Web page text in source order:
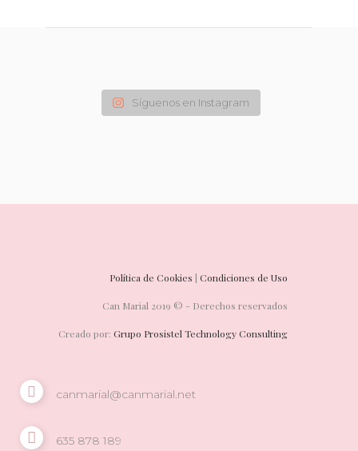
Síguenos en Instagram
Política de Cookies | Condiciones de Uso
Can Marial 2019 © - Derechos reservados
Creado por: Grupo Prosistel Technology Consulting
canmarial@canmarial.net
635 878 189